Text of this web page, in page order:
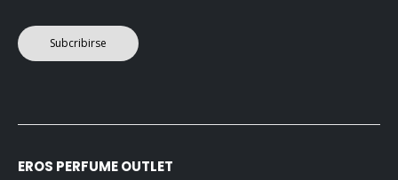
Subcribirse
EROS PERFUME OUTLET